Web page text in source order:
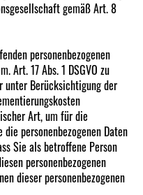
gemäß Art. 8
personenbezogenen
Art. 17 Abs. 1 DSGVO zu
Berücksichtigung der
Art, um für die
personenbezogenen Daten
Sie als betroffene Person
personenbezogenen
dieser personenbezogenen